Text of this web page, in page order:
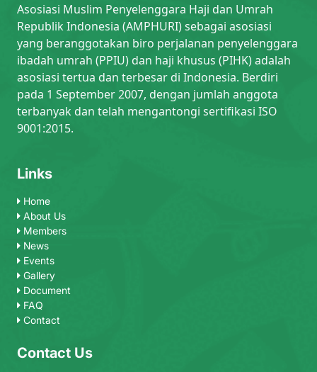
Asosiasi Muslim Penyelenggara Haji dan Umrah
Republik Indonesia (AMPHURI) sebagai asosiasi
yang beranggotakan biro perjalanan penyelenggara
ibadah umrah (PPIU) dan haji khusus (PIHK) adalah
asosiasi tertua dan terbesar di Indonesia. Berdiri
pada 1 September 2007, dengan jumlah anggota
terbanyak dan telah mengantongi sertifikasi ISO
9001:2015.
Links
Home
About Us
Members
News
Events
Gallery
Document
FAQ
Contact
Contact Us